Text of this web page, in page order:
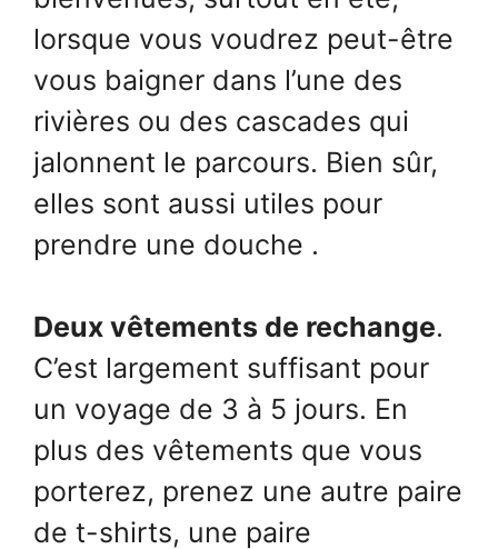
lorsque vous voudrez peut-être
vous baigner dans l’une des
rivières ou des cascades qui
jalonnent le parcours. Bien sûr,
elles sont aussi utiles pour
prendre une douche .
Deux vêtements de rechange.
C’est largement suffisant pour
un voyage de 3 à 5 jours. En
plus des vêtements que vous
porterez, prenez une autre paire
de t-shirts, une paire